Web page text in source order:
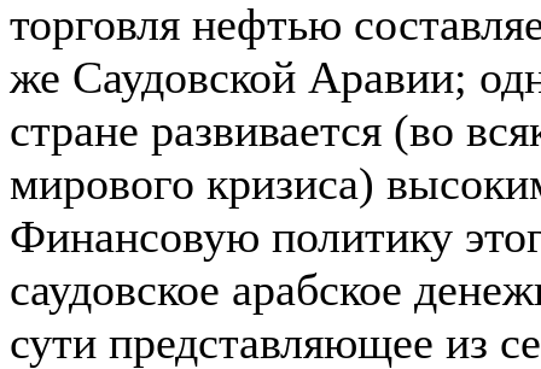
торговля нефтью
же Саудовской Аравии;
стране развивается (во
мирового кризиса)
Финансовую политику
саудовское арабское
сути представляющее из